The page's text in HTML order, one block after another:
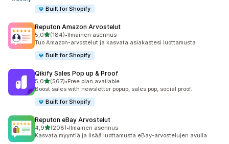
Built for Shopify
Reputon Amazon Arvostelut
5,0/ 5 tähteä
(184)
184 arvostelua yhteensä
•Ilmainen asennus
Tuo Amazon-arvostelut ja kasvata asiakastesi luottamusta
Built for Shopify
Qikify Sales Pop up & Proof
5,0/ 5 tähteä
(567)
567 arvostelua yhteensä
•Free plan available
Boost sales with newsletter popup, sales pop, social proof.
Built for Shopify
Reputon eBay Arvostelut
4,9/ 5 tähteä
(208)
208 arvostelua yhteensä
•Ilmainen asennus
Kasvata myyntiä ja lisää luottamusta eBay-arvostelujen avulla